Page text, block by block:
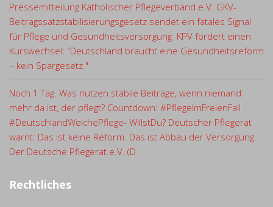
Pressemitteilung Katholischer Pflegeverband e.V. GKV-
Beitragssatzstabilisierungsgesetz sendet ein fatales Signal
für Pflege und Gesundheitsversorgung KPV fordert einen
Kurswechsel: "Deutschland braucht eine Gesundheitsreform
– kein Spargesetz."
Noch 1 Tag. Was nutzen stabile Beiträge, wenn niemand
mehr da ist, der pflegt? Countdown: #PflegeImFreienFall
#DeutschlandWelchePflege- WillstDu? Deutscher Pflegerat
warnt: Das ist keine Reform. Das ist Abbau der Versorgung.
Der Deutsche Pflegerat e.V. (D
Rechtliches